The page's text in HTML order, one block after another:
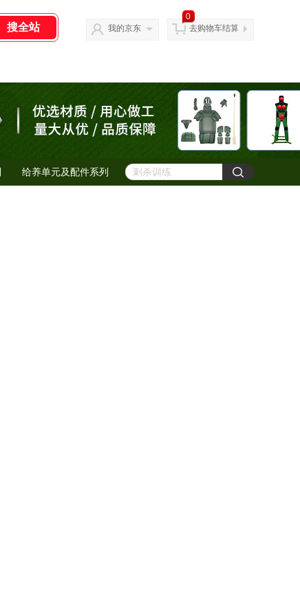
我的京东
0
去购物车结算
给养单元及配件系列